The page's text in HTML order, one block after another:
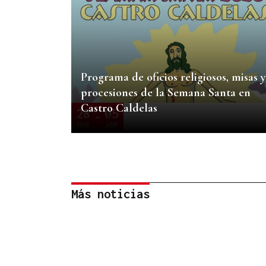
28 - 05
Programa de oficios religiosos, misas y
procesiones de la Semana Santa en
Castro Caldelas
Más noticias